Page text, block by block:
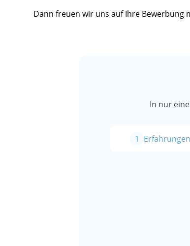
Dann freuen wir uns auf Ihre Bewerbung
In nur
1 Erfahrungen